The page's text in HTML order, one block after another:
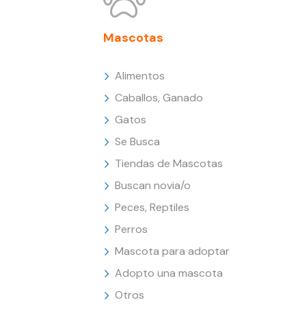
Mascotas
Alimentos
Caballos, Ganado
Gatos
Se Busca
Tiendas de Mascotas
Buscan novia/o
Peces, Reptiles
Perros
Mascota para adoptar
Adopto una mascota
Otros